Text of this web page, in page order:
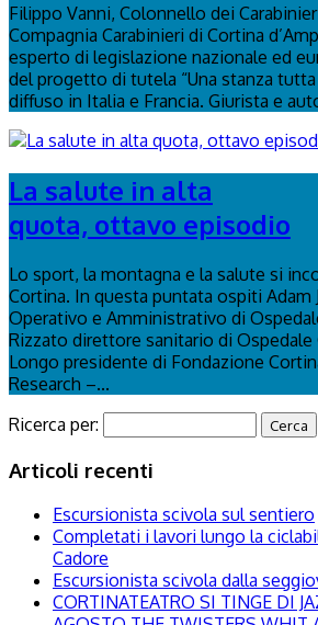
Filippo Vanni, Colonnello dei
Compagnia Carabinieri di Cortina
esperto di legislazione nazionale ed
del progetto di tutela “Una stanza
diffuso in Italia e Francia. Giurista e
La salute in alta
quota, ottavo episodio
Lo sport, la montagna e la salute si
Cortina. In questa puntata ospiti Adam
Operativo e Amministrativo di
Rizzato direttore sanitario di
Longo presidente di Fondazione
Research –...
Ricerca per:
Articoli recenti
Escursionista scivola sul sentiero
Completati i lavori lungo la
Cadore
Escursionista scivola dalla
CORTINATEATRO SI TINGE DI